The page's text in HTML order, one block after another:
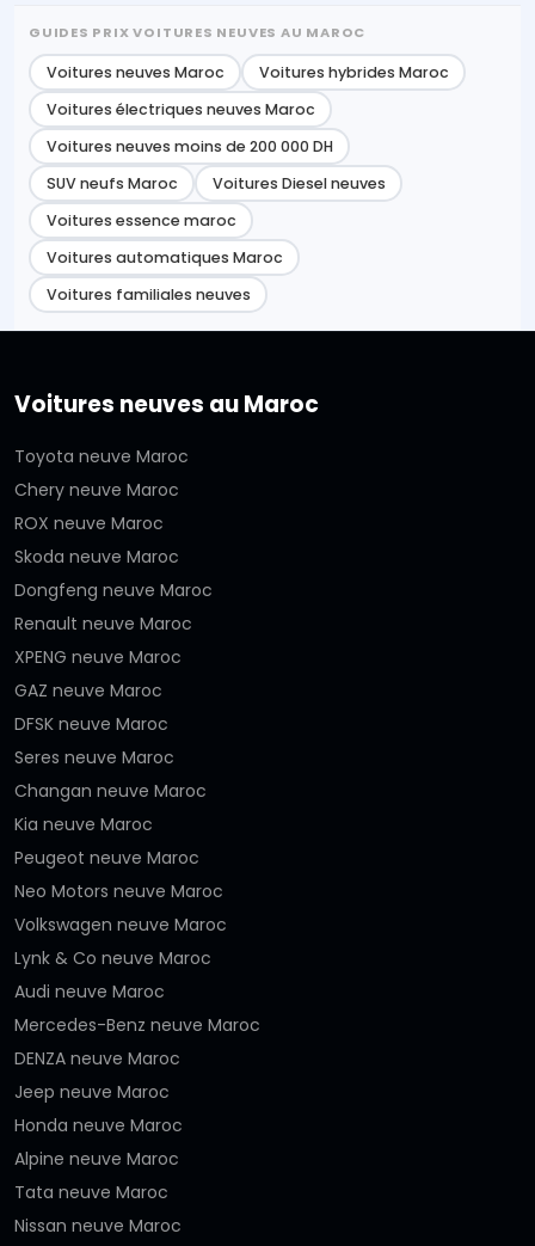
GUIDES PRIX VOITURES NEUVES AU MAROC
Voitures neuves Maroc
Voitures hybrides Maroc
Voitures électriques neuves Maroc
Voitures neuves moins de 200 000 DH
SUV neufs Maroc
Voitures Diesel neuves
Voitures essence maroc
Voitures automatiques Maroc
Voitures familiales neuves
Voitures neuves au Maroc
Toyota neuve Maroc
Chery neuve Maroc
ROX neuve Maroc
Skoda neuve Maroc
Dongfeng neuve Maroc
Renault neuve Maroc
XPENG neuve Maroc
GAZ neuve Maroc
DFSK neuve Maroc
Seres neuve Maroc
Changan neuve Maroc
Kia neuve Maroc
Peugeot neuve Maroc
Neo Motors neuve Maroc
Volkswagen neuve Maroc
Lynk & Co neuve Maroc
Audi neuve Maroc
Mercedes-Benz neuve Maroc
DENZA neuve Maroc
Jeep neuve Maroc
Honda neuve Maroc
Alpine neuve Maroc
Tata neuve Maroc
Nissan neuve Maroc